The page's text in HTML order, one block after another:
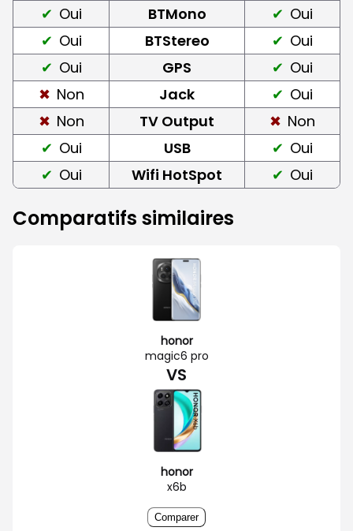
Oui
BTMono
Oui
Oui
BTStereo
Oui
Oui
GPS
Oui
Non
Jack
Oui
Non
TV Output
Non
Oui
USB
Oui
Oui
Wifi HotSpot Oui
Comparatifs similaires
honor
magic6 pro
VS
honor
x6b
Comparer